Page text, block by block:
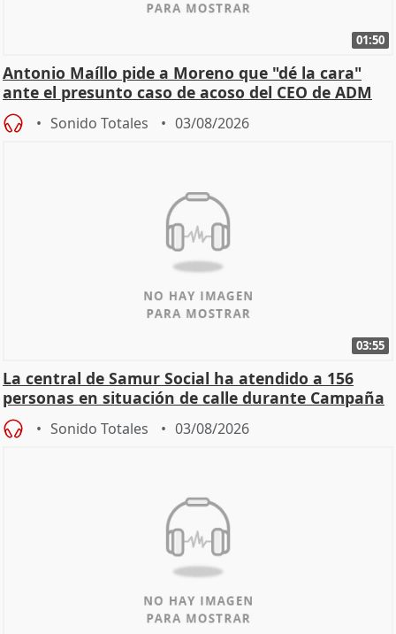
01:50
Antonio Maíllo pide a Moreno que "dé la cara"
ante el presunto caso de acoso del CEO de ADM
Sonido Totales 03/08/2026
03:55
La central de Samur Social ha atendido a 156
personas en situación de calle durante Campaña
de Calor
Sonido Totales 03/08/2026